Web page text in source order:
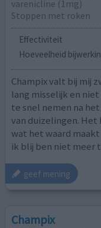
varenicline (1mg)
Stoppen met roken
Effectiviteit
Hoeveelheid
Champix valt bij mij
lang misselijk en
te snel nemen na
van duizelingen.
wat het waard
ik blij ben niet meer
geef mening
Champix